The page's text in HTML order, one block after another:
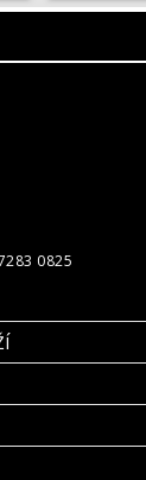
0825